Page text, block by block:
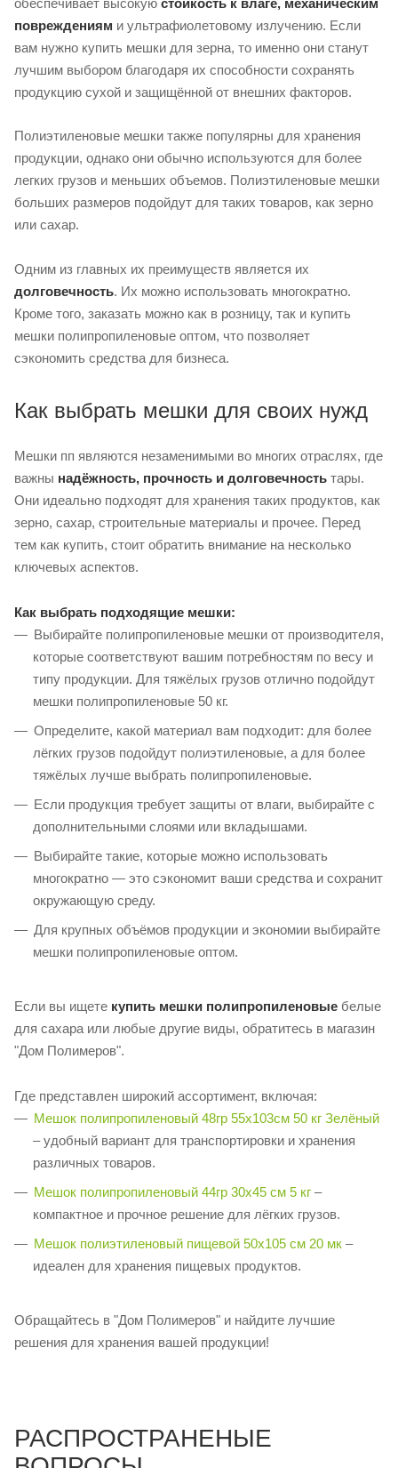
повреждениям и ультрафиолетовому излучению. Если
вам нужно купить мешки для зерна, то именно они станут
лучшим выбором благодаря их способности сохранять
продукцию сухой и защищённой от внешних факторов.
Полиэтиленовые мешки также популярны для хранения
продукции, однако они обычно используются для более
легких грузов и меньших объемов. Полиэтиленовые мешки
больших размеров подойдут для таких товаров, как зерно
или сахар.
Одним из главных их преимуществ является их
долговечность. Их можно использовать многократно.
Кроме того, заказать можно как в розницу, так и купить
мешки полипропиленовые оптом, что позволяет
сэкономить средства для бизнеса.
Как выбрать мешки для своих нужд
Мешки пп являются незаменимыми во многих отраслях, где
важны надёжность, прочность и долговечность тары.
Они идеально подходят для хранения таких продуктов, как
зерно, сахар, строительные материалы и прочее. Перед
тем как купить, стоит обратить внимание на несколько
ключевых аспектов.
Как выбрать подходящие мешки:
Выбирайте полипропиленовые мешки от производителя,
которые соответствуют вашим потребностям по весу и
типу продукции. Для тяжёлых грузов отлично подойдут
мешки полипропиленовые 50 кг.
Определите, какой материал вам подходит: для более
лёгких грузов подойдут полиэтиленовые, а для более
тяжёлых лучше выбрать полипропиленовые.
Если продукция требует защиты от влаги, выбирайте с
дополнительными слоями или вкладышами.
Выбирайте такие, которые можно использовать
многократно — это сэкономит ваши средства и сохранит
окружающую среду.
Для крупных объёмов продукции и экономии выбирайте
мешки полипропиленовые оптом.
Если вы ищете купить мешки полипропиленовые белые
для сахара или любые другие виды, обратитесь в магазин
"Дом Полимеров".
Где представлен широкий ассортимент, включая:
Мешок полипропиленовый 48гр 55х103см 50 кг Зелёный
– удобный вариант для транспортировки и хранения
различных товаров.
Мешок полипропиленовый 44гр 30х45 см 5 кг –
компактное и прочное решение для лёгких грузов.
Мешок полиэтиленовый пищевой 50х105 см 20 мк –
идеален для хранения пищевых продуктов.
Обращайтесь в "Дом Полимеров" и найдите лучшие
решения для хранения вашей продукции!
РАСПРОСТРАНЕНЫЕ